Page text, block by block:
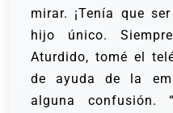
mirar. ¡Tenía que
hijo único.
Aturdido, tomé el
de ayuda de la
alguna confusión.